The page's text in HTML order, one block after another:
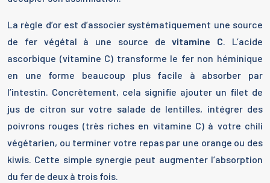
La règle d’or est d’associer systématiquement une source
de fer végétal à une source devitamine C. L’acide
ascorbique (vitamine C) transforme le fer non héminique
en une forme beaucoup plus facile à absorber par
l’intestin. Concrètement, cela signifie ajouter un filet de
jus de citron sur votre salade de lentilles, intégrer des
poivrons rouges (très riches en vitamine C) à votre chili
végétarien, ou terminer votre repas par une orange ou des
kiwis. Cette simple synergie peut augmenter l’absorption
du fer de deux à trois fois.